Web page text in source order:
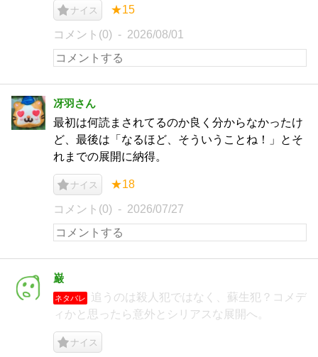
ナイス ★15
コメント(0) 2026/08/01
冴羽さん
最初は何読まされてるのか良く分からなかったけ
ど、最後は「なるほど、そういうことね！」とそ
れまでの展開に納得。
ナイス ★18
コメント(0) 2026/07/27
巌
ネタバレ
追うのは殺人犯ではなく、蘇生犯？コメデ
ィかと思ったら意外とシリアスな展開へ。
ナイス